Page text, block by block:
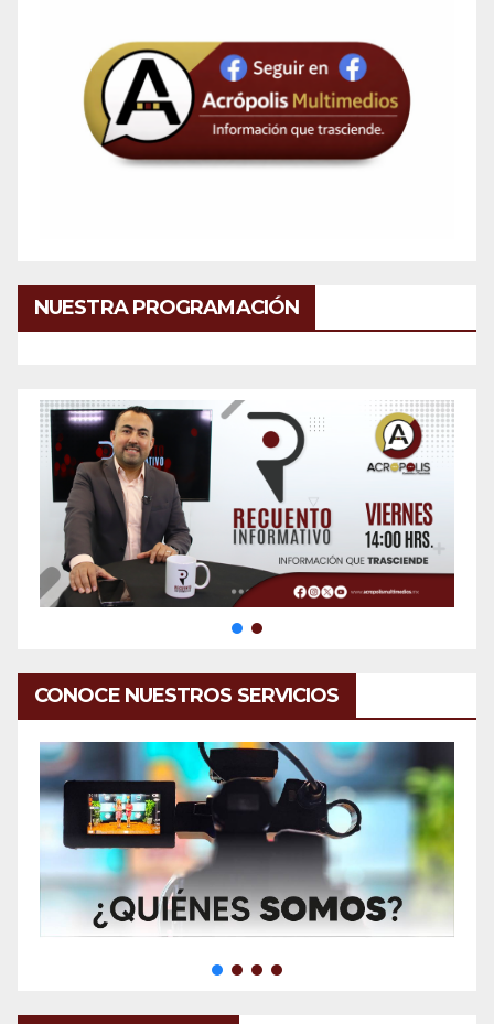
NUESTRA PROGRAMACIÓN
CONOCE NUESTROS SERVICIOS